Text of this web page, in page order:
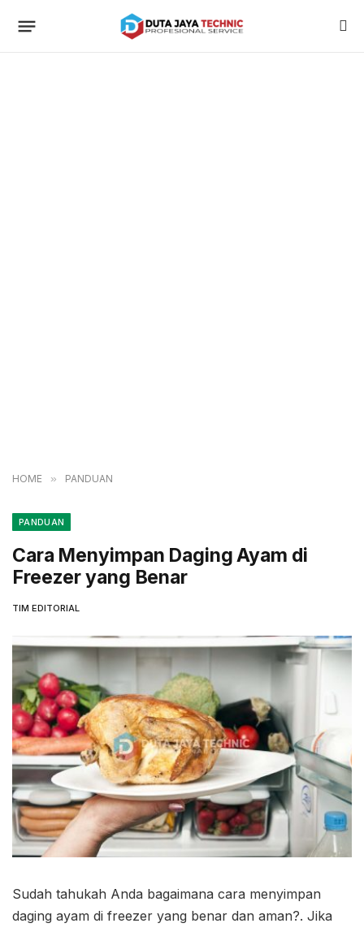
HOME » PANDUAN
PANDUAN
Cara Menyimpan Daging Ayam di
Freezer yang Benar
TIM EDITORIAL
Sudah tahukah Anda bagaimana cara menyimpan
daging ayam di freezer yang benar dan aman?. Jika